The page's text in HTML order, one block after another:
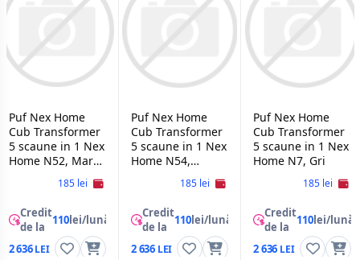
Puf Nex Home
Cub Transformer
5 scaune in 1 Nex
Home N52, Maro
185 lei
Credit
de la 110lei/lună
2 636
Puf Nex Home
Cub Transformer
5 scaune in 1 Nex
Home N54,
185 lei
Credit
de la
110lei/lună
2 636
Puf Nex Home
Cub Transformer
5 scaune in 1 Nex
Home N7, Gri
185 lei
Credit
de la
110lei/lună
2 636